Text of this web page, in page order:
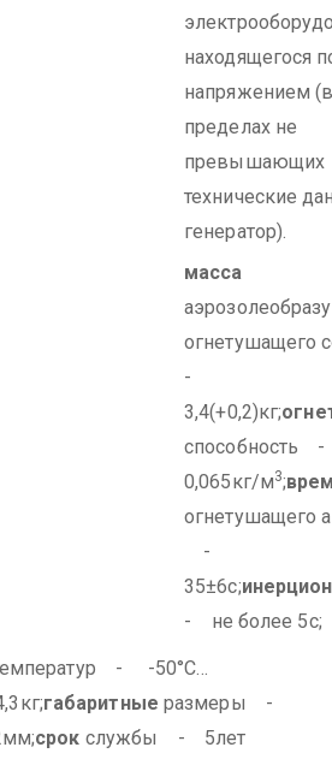
находящегося
напряжением
пределах не
превышающих
технические
генератор).
масса
огнетушащего
-
3,4(+0,2)кг;
0,065кг/м3;
огнетушащего
-
35±6с;
- не более 5с;
- -50°С…
габаритные размеры -
срок службы - 5лет